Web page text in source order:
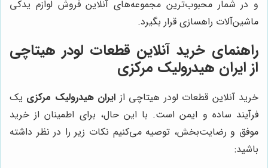
و در شمار محبوب‌ترین مجموعه‌های آنلاین فروش لوازم یدکی
ماشین‌آلات راهسازی قرار بگیرد.
راهنمای خرید آنلاین قطعات لودر هیتاچی
ازایران هیدرولیک مرکزی
خرید آنلاین قطعات لودر هیتاچی از ایران هیدرولیک مرکزی یک
فرآیند ساده و ایمن است. با این حال، برای اطمینان از خرید
موفق و رضایت‌بخش، توصیه می‌کنیم نکات زیر را در نظر داشته
باشید: